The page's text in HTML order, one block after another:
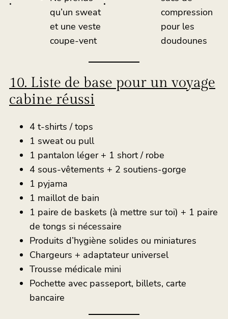
qu’un sweat
et une veste
coupe-vent
compression
pour les
doudounes
10. Liste de base pour un voyage
cabine réussi
4 t-shirts / tops
1 sweat ou pull
1 pantalon léger + 1 short / robe
4 sous-vêtements + 2 soutiens-gorge
1 pyjama
1 maillot de bain
1 paire de baskets (à mettre sur toi) + 1 paire
de tongs si nécessaire
Produits d’hygiène solides ou miniatures
Chargeurs + adaptateur universel
Trousse médicale mini
Pochette avec passeport, billets, carte
bancaire